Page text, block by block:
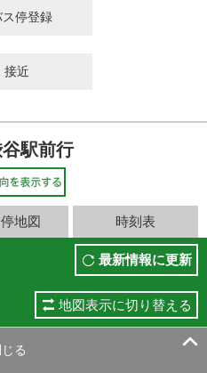
ス停登録
接近
駅前行
地図 時刻表
最新情報に更新
地図表示に切り替える
じる 